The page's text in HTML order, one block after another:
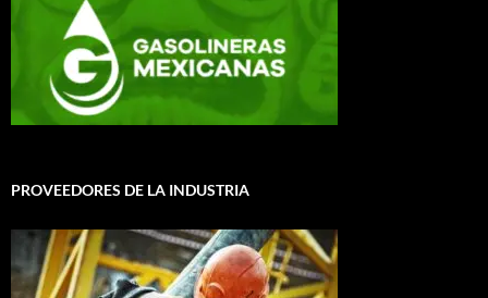
PROVEEDORES DE LA INDUSTRIA